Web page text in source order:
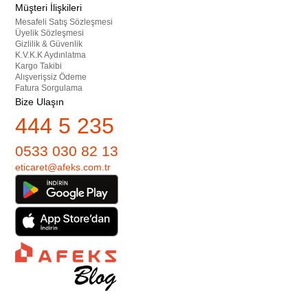
Müşteri İlişkileri
Mesafeli Satış Sözleşmesi
Üyelik Sözleşmesi
Gizlilik & Güvenlik
K.V.K.K Aydınlatma
Kargo Takibi
Alışverişsiz Ödeme
Fatura Sorgulama
Bize Ulaşın
444 5 235
0533 030 82 13
eticaret@afeks.com.tr